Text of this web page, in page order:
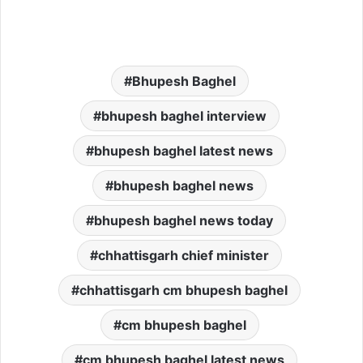
Bhupesh Baghel
bhupesh baghel interview
bhupesh baghel latest news
bhupesh baghel news
bhupesh baghel news today
chhattisgarh chief minister
chhattisgarh cm bhupesh baghel
cm bhupesh baghel